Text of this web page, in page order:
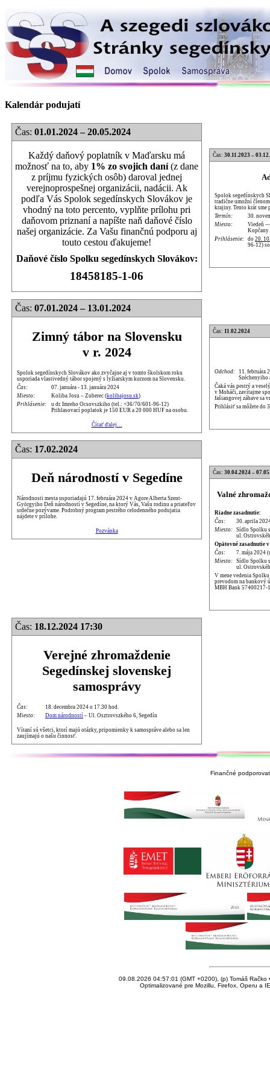
Kalendár podujatí
Čas: 01.01.2024 – 20.05.2024
Každý daňový poplatník v Maďarsku má
možnosť na to, aby 1% zo svojich daní(z dane
z príjmu fyzických osôb) daroval jednej
verejnoprospešnej organizácii, nadácii. Ak
podľa Vás Spolok segedínskych Slovákov je
vhodný na toto percento, vyplňte prílohu pri
daňovom priznaní a napíšte naň daňové číslo
našej organizácie. Za Vašu finančnú podporu aj
touto cestou ďakujeme!
Daňové číslo Spolku segedínskych Slovákov:
18458185-1-06
Čas: 30.11.2023 –
Spolok segedínskych
tradične umožní
krajiny. Tento krát sme
Termín:
30.
Miesto:
Viedeň
Prihlásenie: do 20.
96-12)
Čas: 07.01.2024 – 13.01.2024
Zimný tábor na Slovensku
v r. 2024
Spolok segedínskych Slovákov ako zvyčajne aj v tomto školskom roku
usporiada vlastivedný tábor spojený s lyžiarskym kurzom na Slovensku.
Čas:
07. januára - 13. januára 2024
Miesto:
Koliba Josu – Zuberec (kolibajosu.sk)
Prihlásenie:
u dr. Imreho Ocsovszkiho (tel.: +36/70/601-96-12)
Prihlasovací poplatok je 150 EUR a 20 000 HUF na osobu.
Čítať ďalej…
Čas: 11.02.2024
Odchod:
11. februára
Széchenyiho
Čaká vás pestrý a
v Moháči, zavítajme
fašiangovej zábave sa
Prihlásiť sa môžete do
Čas: 17.02.2024
Deň národností v Segedíne
Národnosti mesta usporiadajú 17. februára 2024 v Agore Alberta Szent-
Györgyiho Deň národností v Segedíne, na ktorý Vás, Vašu rodinu a priateľov
srdečne pozývame. Podrobný program pestrého celodenného podujatia
nájdete v prílohe.
Pozvánka
Čas: 30.04.2024 –
Valné
Riadne zasadnutie:
Čas:
30. aprila
Miesto: Sídlo Spolku
ul.
Opätovné zasadnutie
Čas:
7. mája 2024
Miesto: Sídlo Spolku
ul.
V mene vedenia
prevodom na bankový
MBH Bank 57400217-
Čas: 18.12.2024 17:30
Verejné zhromaždenie
Segedínskej slovenskej
samosprávy
Čas:
18. decembra 2024 o 17.30 hod.
Miesto:
Dom národností – Ul. Osztrovszkého 6, Segedín
Vítaní sú všetci, ktorí majú otázky, pripomienky k samospráve alebo sa len
zaujímajú o našu činnosť.
Finančné
09.08.2026 04:57:01 (GMT +0200), (p) Tomáš Račko
Optimalizované pre Mozillu, Firefox, Operu a